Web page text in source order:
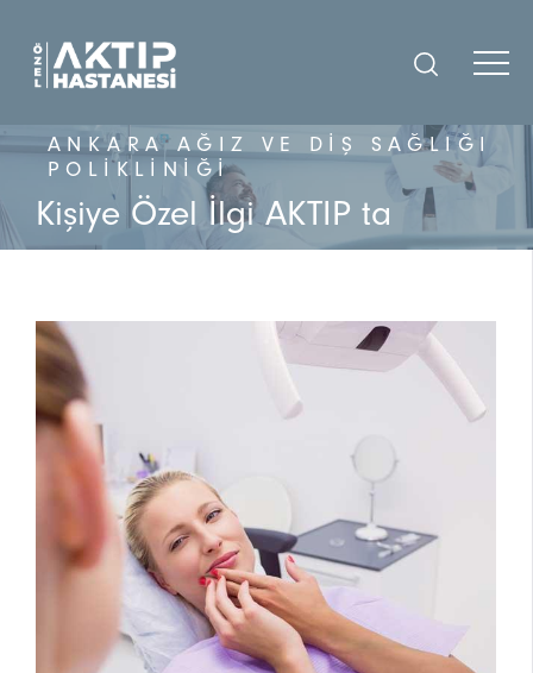
ANKARA AĞIZ VE DIŞ SAĞLIĞI
POLIKLINIĞI
Kişiye Özel İlgi AKTIP ta